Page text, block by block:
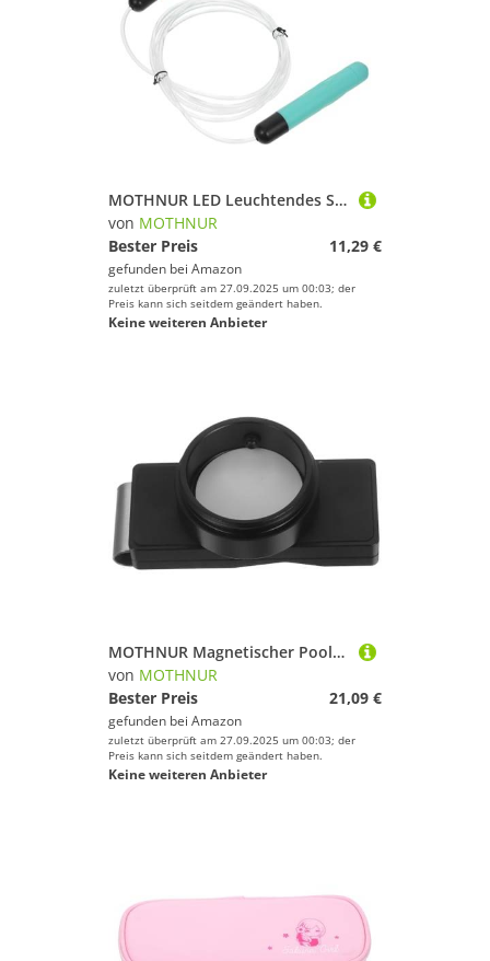
MOTHNUR LED Leuchtendes Springseil Verstellbar mit Rutschfesten Griffen Abs Material Langlebig für Fitness Cardio und Outdoor Training Geeignet für Erwachsene
von MOTHNUR
Bester Preis
11,29 €
gefunden bei Amazon
zuletzt überprüft am 27.09.2025 um 00:03; der
Preis kann sich seitdem geändert haben.
Keine weiteren Anbieter
MOTHNUR Magnetischer Pool-kreidehalter Rundes Design mit Gürtelclip Kompakt und Tragbar für Snooker und Billard Spieler Zubehör Schwarz Professionell
von MOTHNUR
Bester Preis
21,09 €
gefunden bei Amazon
zuletzt überprüft am 27.09.2025 um 00:03; der
Preis kann sich seitdem geändert haben.
Keine weiteren Anbieter